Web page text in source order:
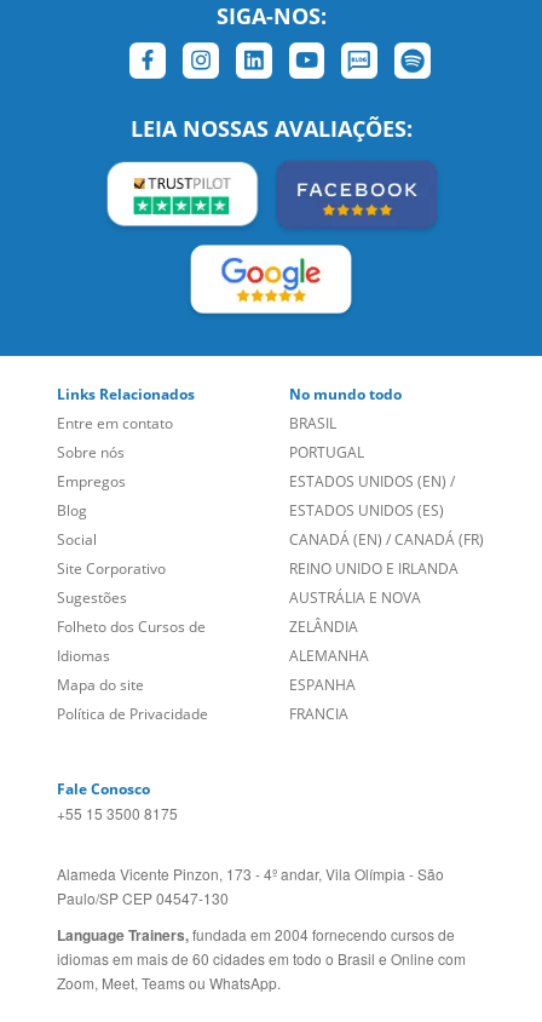
SIGA-NOS:
LEIA NOSSAS AVALIAÇÕES:
Links Relacionados
Entre em contato
Sobre nós
Empregos
Blog
Social
Site Corporativo
Sugestões
Folheto dos Cursos de
Idiomas
Mapa do site
Política de Privacidade
No mundo todo
BRASIL
PORTUGAL
ESTADOS UNIDOS (EN) /
ESTADOS UNIDOS (ES)
CANADÁ (EN) /CANADÁ (FR)
REINO UNIDO E IRLANDA
AUSTRÁLIA E NOVA
ZELÂNDIA
ALEMANHA
ESPANHA
FRANCIA
Fale Conosco
+55 15 3500 8175
Alameda Vicente Pinzon, 173 - 4º andar, Vila Olímpia - São
Paulo/SP CEP 04547-130
Language Trainers,fundada em 2004 fornecendo cursos de
idiomas em mais de 60 cidades em todo o Brasil e Online com
Zoom, Meet, Teams ou WhatsApp.